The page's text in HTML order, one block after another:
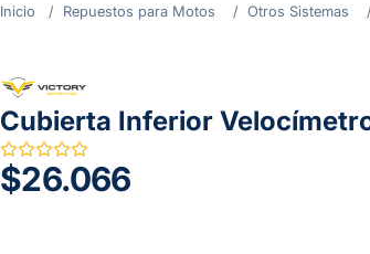
Repuestos para Motos Otros Sistemas
Cubierta Inferior
$26.066